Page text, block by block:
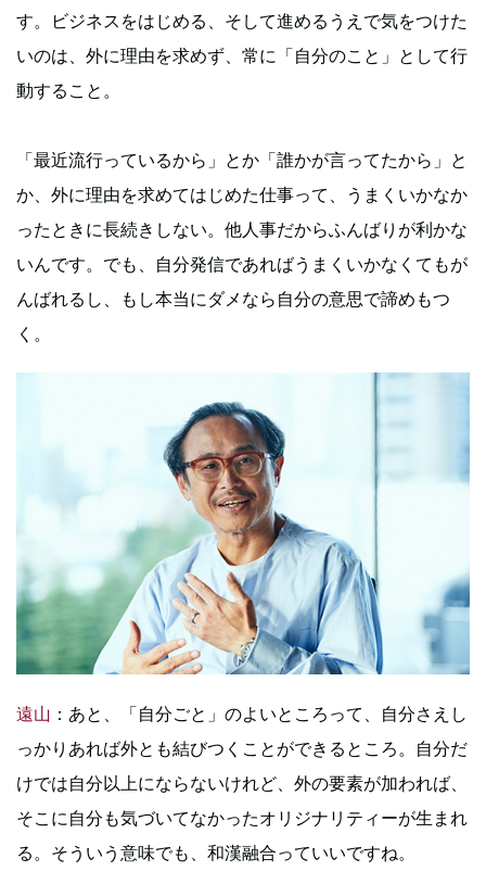
す。ビジネスをはじめる、そして進めるうえで気をつけた
いのは、外に理由を求めず、常に「自分のこと」として行
動すること。
「最近流行っているから」とか「誰かが言ってたから」と
か、外に理由を求めてはじめた仕事って、うまくいかなか
ったときに長続きしない。他人事だからふんばりが利かな
いんです。でも、自分発信であればうまくいかなくてもが
んばれるし、もし本当にダメなら自分の意思で諦めもつ
く。
遠山 ：あと、「自分ごと」のよいところって、自分さえし
っかりあれば外とも結びつくことができるところ。自分だ
けでは自分以上にならないけれど、外の要素が加われば、
そこに自分も気づいてなかったオリジナリティーが生まれ
る。そういう意味でも、和漢融合っていいですね。